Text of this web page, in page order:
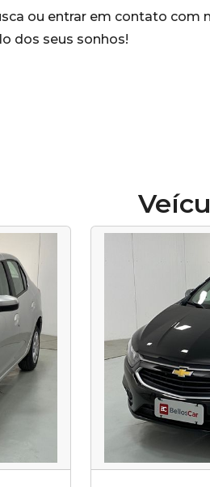
ou entrar em contato com
dos seus sonhos!